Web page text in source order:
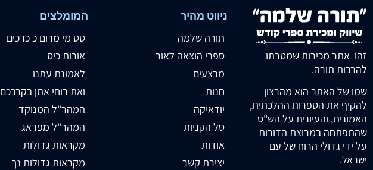
זהו אתר מכירות שמטרתו
להרבות תורה.
שמו של האתר הוא מהרצון
להקיף את הספרות ההלכתית,
האמונית, והעיונית על הש"ס
שהתפתחה במרוצת הדורות
על ידי גדולי הרוח של עם
ישראל.
ניווט מהיר
תורה שלמה
ספרי הוצאה לאור
מבצעים
חנות
יודאיקה
סל הקניות
אודות
יצירת קשר
המומלצים
סט מי מרום כ כרכים
אורות כיס
לאמונת עתנו
ואת רוחי אתן בקרבכם
המהר"ל המנוקד
המהר"ל מפראג
מקראות גדולות
מקראות גדולות נך